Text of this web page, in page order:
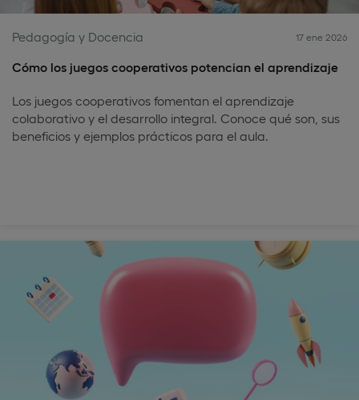
Pedagogía y Docencia 17 ene 2026
Cómo los juegos cooperativos potencian el aprendizaje
Los juegos cooperativos fomentan el aprendizaje
colaborativo y el desarrollo integral. Conoce qué son, sus
beneficios y ejemplos prácticos para el aula.